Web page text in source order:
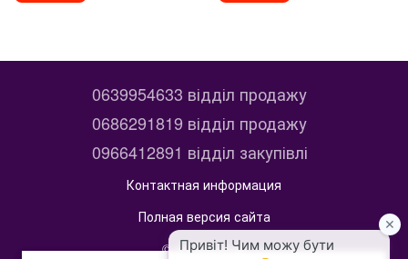
0639954633 відділ продажу
0686291819 відділ продажу
0966412891 відділ закупівлі
Контактная информация
Полная версия сайта
© 2014—2026